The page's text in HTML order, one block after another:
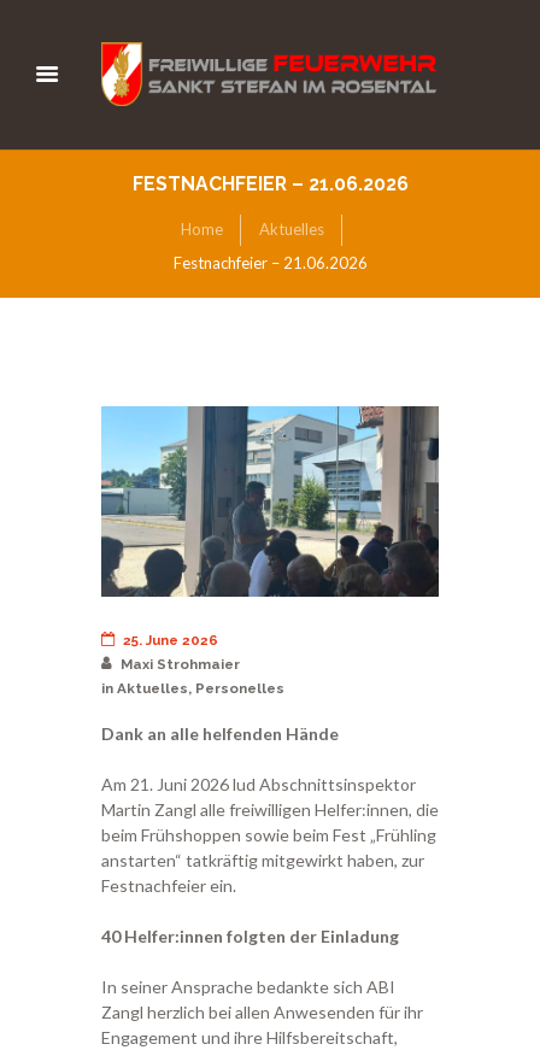
FESTNACHFEIER – 21.06.2026
Home
Aktuelles
Festnachfeier – 21.06.2026
25. June 2026
Maxi Strohmaier
in Aktuelles, Personelles
Dank an alle helfenden Hände
Am 21. Juni 2026 lud Abschnittsinspektor
Martin Zangl alle freiwilligen Helfer:innen, die
beim Frühshoppen sowie beim Fest „Frühling
anstarten“ tatkräftig mitgewirkt haben, zur
Festnachfeier ein.
40 Helfer:innen folgten der Einladung
In seiner Ansprache bedankte sich ABI
Zangl herzlich bei allen Anwesenden für ihr
Engagement und ihre Hilfsbereitschaft,